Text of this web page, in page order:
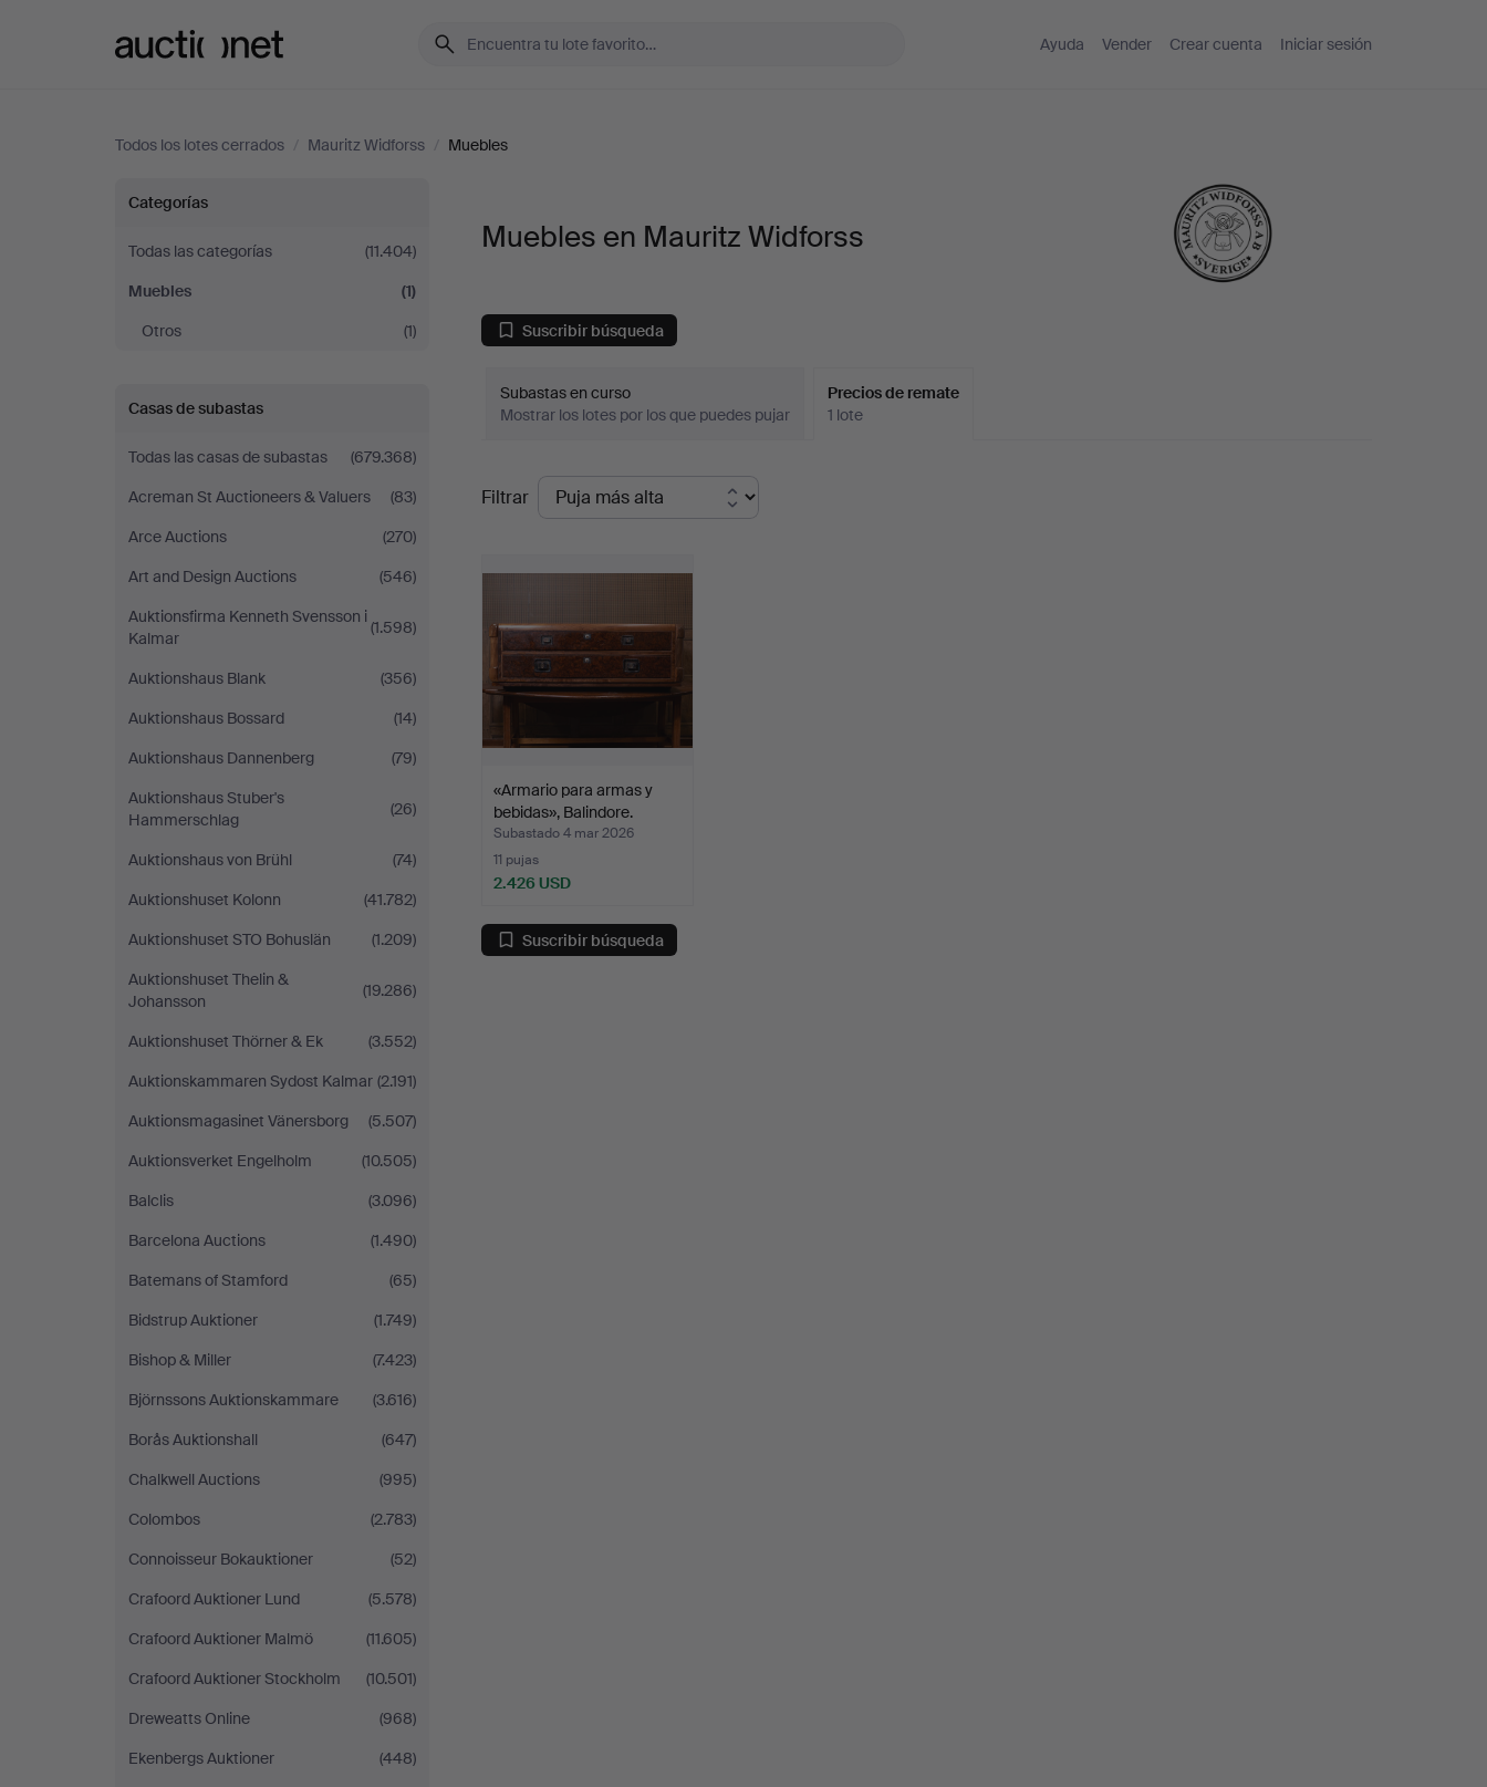
Ayuda Vender Crear cuenta Iniciar sesión
Todos los lotes cerrados / Mauritz Widforss / Muebles
Muebles
en
Mauritz
Categorías
Todas las categorías
(11.404)
Muebles
(1)
Otros
(1)
Casas de subastas
Todas las casas de subastas
(679.368)
Acreman St Auctioneers & Valuers
(83)
Arce Auctions
(270)
Art and Design Auctions
(546)
Auktionsfirma Kenneth Svensson i
Kalmar
(1.598)
Auktionshaus Blank
(356)
Auktionshaus Bossard
(14)
Auktionshaus Dannenberg
(79)
Auktionshaus Stuber's
Hammerschlag
(26)
Auktionshaus von Brühl
(74)
Auktionshuset Kolonn
(41.782)
Auktionshuset STO Bohuslän
(1.209)
Auktionshuset Thelin &
Johansson
(19.286)
Auktionshuset Thörner & Ek
(3.552)
Auktionskammaren Sydost Kalmar (2.191)
Auktionsmagasinet Vänersborg
(5.507)
Auktionsverket Engelholm
(10.505)
Balclis
(3.096)
Barcelona Auctions
(1.490)
Batemans of Stamford
(65)
Bidstrup Auktioner
(1.749)
Bishop & Miller
(7.423)
Björnssons Auktionskammare
(3.616)
Borås Auktionshall
(647)
Chalkwell Auctions
(995)
Colombos
(2.783)
Connoisseur Bokauktioner
(52)
Crafoord Auktioner Lund
(5.578)
Crafoord Auktioner Malmö
(11.605)
Crafoord Auktioner Stockholm
(10.501)
Dreweatts Online
(968)
Ekenbergs Auktioner
(448)
Muebles en Mauritz Widforss
Suscribir búsqueda
Subastas en curso
Mostrar los lotes por los que puedes pujar
Precios de remate
1 lote
Precios
de
Filtrar
«Armario para armas y
bebidas», Balindore.
Subastado 4 mar 2026
11 pujas
2.426 USD
Suscribir búsqueda